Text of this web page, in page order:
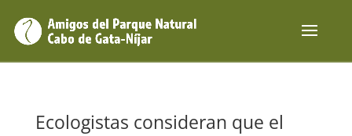
Ecologistas consideran que el